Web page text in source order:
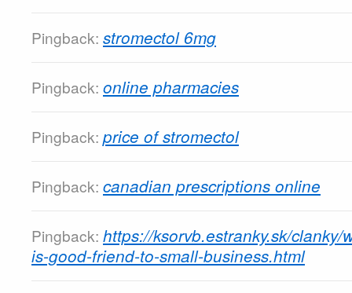
Pingback: stromectol 6mg
Pingback: online pharmacies
Pingback: price of stromectol
Pingback: canadian prescriptions online
Pingback: https://ksorvb.estranky.sk/clanky/
is-good-friend-to-small-business.html